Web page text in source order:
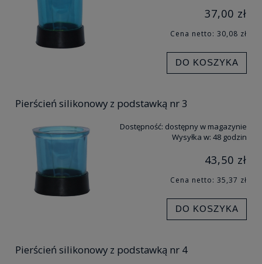
37,00 zł
Cena netto: 30,08 zł
DO KOSZYKA
Pierścień silikonowy z podstawką nr 3
Dostępność: dostępny w magazynie
Wysyłka w: 48 godzin
43,50 zł
Cena netto: 35,37 zł
DO KOSZYKA
Pierścień silikonowy z podstawką nr 4